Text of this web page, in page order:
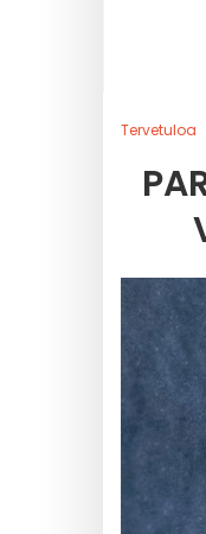
Tervetuloa